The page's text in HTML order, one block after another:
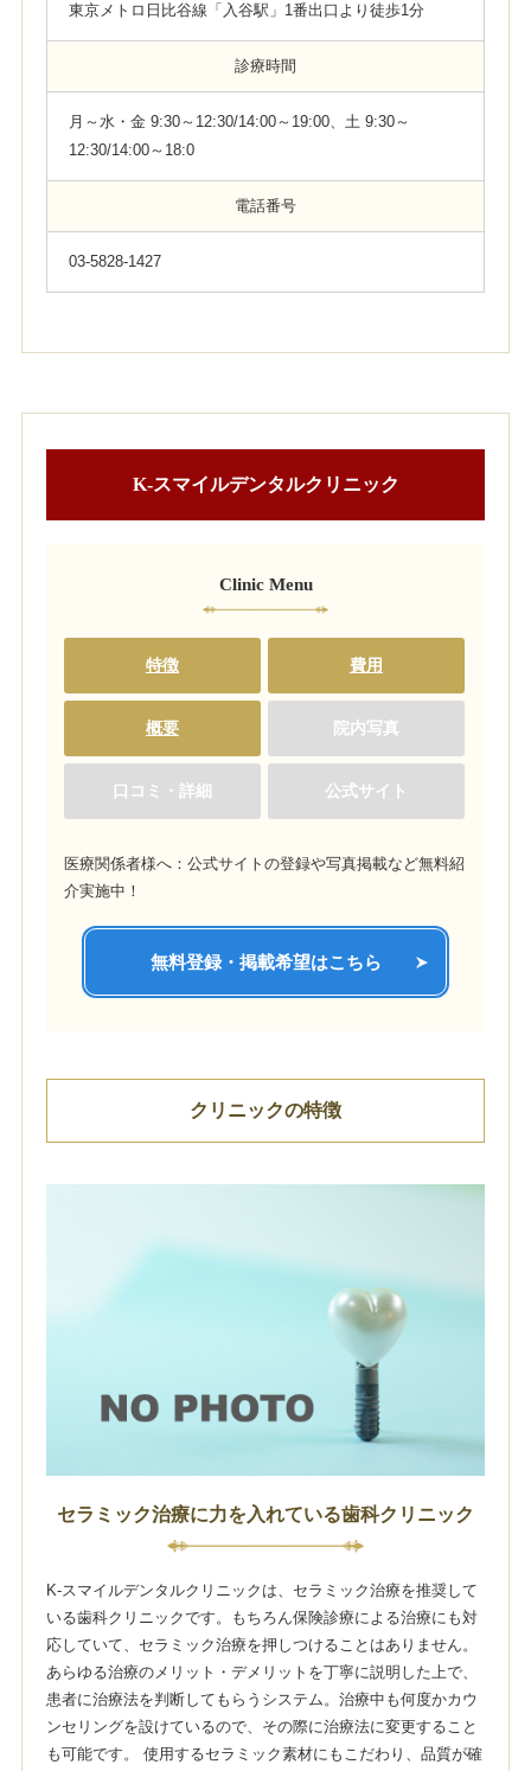
東京メトロ日比谷線「入谷駅」1番出口より徒歩1分
診療時間
月～水・金 9:30～12:30/14:00～19:00、土 9:30～
12:30/14:00～18:0
電話番号
03-5828-1427
K-スマイルデンタルクリニック
Clinic Menu
特徴 費用
概要 院内写真
口コミ・詳細 公式サイト
医療関係者様へ：公式サイトの登録や写真掲載など無料紹
介実施中！
無料登録・掲載希望はこちら
クリニックの特徴
セラミック治療に力を入れている歯科クリニック
K-スマイルデンタルクリニックは、セラミック治療を推奨して
いる歯科クリニックです。もちろん保険診療による治療にも対
応していて、セラミック治療を押しつけることはありません。
あらゆる治療のメリット・デメリットを丁寧に説明した上で、
患者に治療法を判断してもらうシステム。治療中も何度かカウ
ンセリングを設けているので、その際に治療法に変更すること
も可能です。 使用するセラミック素材にもこだわり、品質が確